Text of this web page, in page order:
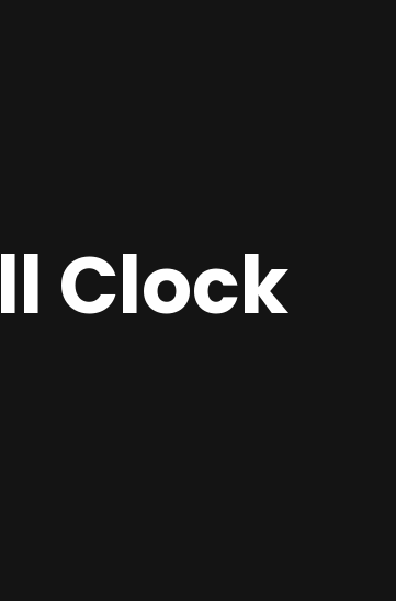
Clock